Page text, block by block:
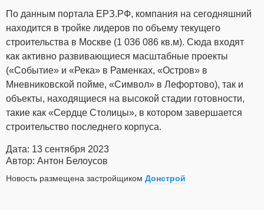
По данным портала ЕРЗ.РФ, компания на сегодняшний
находится в тройке лидеров по объему текущего
строительства в Москве (1 036 086 кв.м). Сюда входят
как активно развивающиеся масштабные проекты
(«Событие» и «Река» в Раменках, «Остров» в
Мневниковской пойме, «Символ» в Лефортово), так и
объекты, находящиеся на высокой стадии готовности,
такие как «Сердце Столицы», в котором завершается
строительство последнего корпуса.
Дата: 13 сентября 2023
Автор: Антон Белоусов
Новость размещена застройщиком Донстрой